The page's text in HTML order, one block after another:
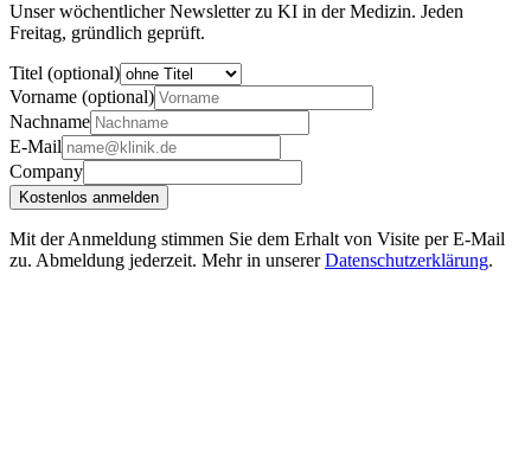
Unser wöchentlicher Newsletter zu KI in der Medizin. Jeden
Freitag, gründlich geprüft.
Titel (optional)
Vorname (optional)
Nachname
E-Mail
Company
Kostenlos anmelden
Mit der Anmeldung stimmen Sie dem Erhalt von Visite per E-Mail
zu. Abmeldung jederzeit. Mehr in unserer Datenschutzerklärung.